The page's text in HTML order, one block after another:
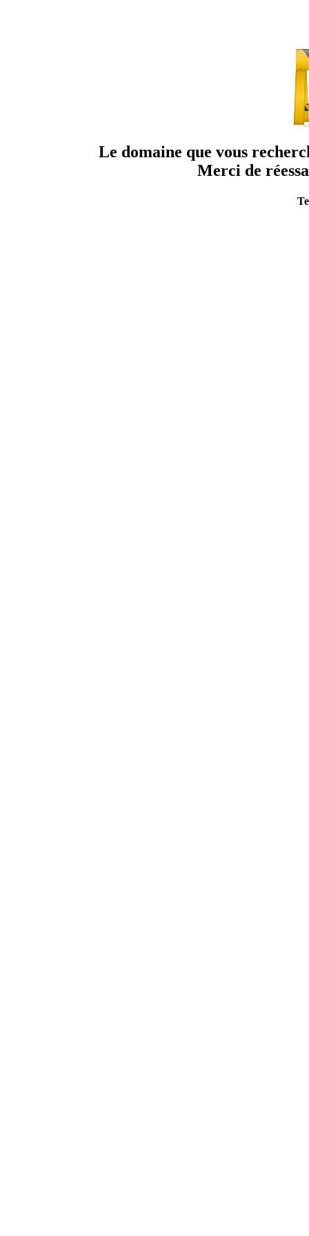
Le domaine que vous
Merci de